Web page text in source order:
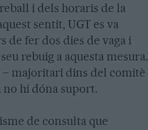
i dels horaris de la
sentit, UGT es va
de fer dos dies de vaga i
rebuig a aquesta mesura.
– majoritari dins del comitè
no hi dóna suport.
de consulta que